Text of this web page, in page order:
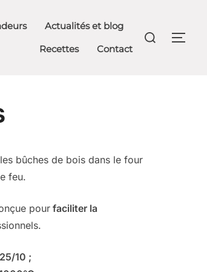
Actualités et blog
Recettes Contact
Rechercher :
bûches de bois dans le four
feu.
pourfaciliter la
10 ;